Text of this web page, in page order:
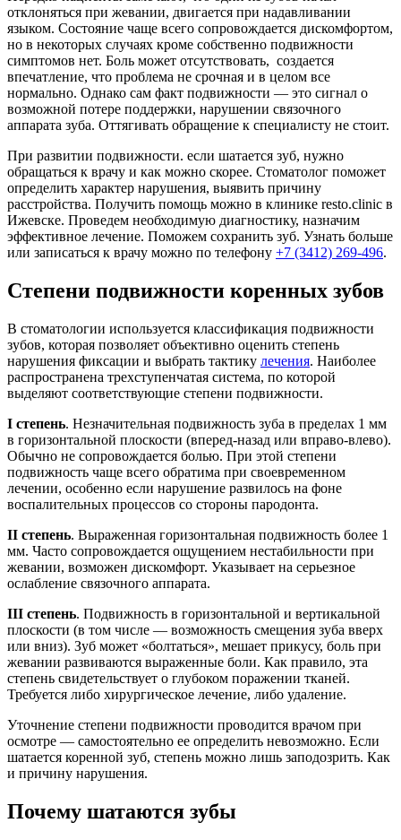
отклоняться при жевании, двигается при надавливании
языком. Состояние чаще всего сопровождается дискомфортом,
но в некоторых случаях кроме собственно подвижности
симптомов нет. Боль может отсутствовать, создается
впечатление, что проблема не срочная и в целом все
нормально. Однако сам факт подвижности — это сигнал о
возможной потере поддержки, нарушении связочного
аппарата зуба. Оттягивать обращение к специалисту не стоит.
При развитии подвижности. если шатается зуб, нужно
обращаться к врачу и как можно скорее. Стоматолог поможет
определить характер нарушения, выявить причину
расстройства. Получить помощь можно в клинике resto.clinic в
Ижевске. Проведем необходимую диагностику, назначим
эффективное лечение. Поможем сохранить зуб. Узнать больше
или записаться к врачу можно по телефону +7 (3412) 269-496.
Степени подвижности коренных зубов
В стоматологии используется классификация подвижности
зубов, которая позволяет объективно оценить степень
нарушения фиксации и выбрать тактику лечения. Наиболее
распространена трехступенчатая система, по которой
выделяют соответствующие степени подвижности.
I степень. Незначительная подвижность зуба в пределах 1 мм
в горизонтальной плоскости (вперед-назад или вправо-влево).
Обычно не сопровождается болью. При этой степени
подвижность чаще всего обратима при своевременном
лечении, особенно если нарушение развилось на фоне
воспалительных процессов со стороны пародонта.
II степень. Выраженная горизонтальная подвижность более 1
мм. Часто сопровождается ощущением нестабильности при
жевании, возможен дискомфорт. Указывает на серьезное
ослабление связочного аппарата.
III степень. Подвижность в горизонтальной и вертикальной
плоскости (в том числе — возможность смещения зуба вверх
или вниз). Зуб может «болтаться», мешает прикусу, боль при
жевании развиваются выраженные боли. Как правило, эта
степень свидетельствует о глубоком поражении тканей.
Требуется либо хирургическое лечение, либо удаление.
Уточнение степени подвижности проводится врачом при
осмотре — самостоятельно ее определить невозможно. Если
шатается коренной зуб, степень можно лишь заподозрить. Как
и причину нарушения.
Почему шатаются зубы